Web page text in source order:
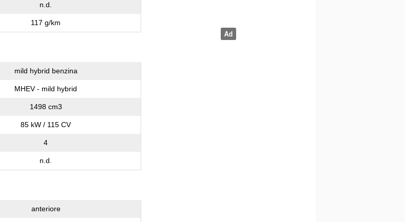
n.d.
117 g/km
mild hybrid benzina
MHEV - mild hybrid
1498 cm3
85 kW / 115 CV
4
n.d.
anteriore